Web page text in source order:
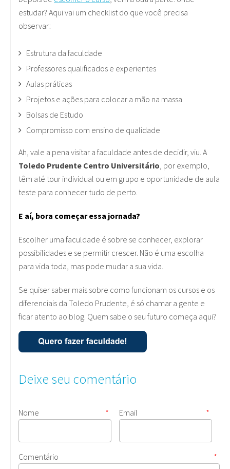
estudar? Aqui vai um checklist do que você precisa
observar:
Estrutura da faculdade
Professores qualificados e experientes
Aulas práticas
Projetos e ações para colocar a mão na massa
Bolsas de Estudo
Compromisso com ensino de qualidade
Ah, vale a pena visitar a faculdade antes de decidir, viu. A
Toledo Prudente Centro Universitário, por exemplo,
têm até tour individual ou em grupo e oportunidade de aula
teste para conhecer tudo de perto.
E aí, bora começar essa jornada?
Escolher uma faculdade é sobre se conhecer, explorar
possibilidades e se permitir crescer. Não é uma escolha
para vida toda, mas pode mudar a sua vida.
Se quiser saber mais sobre como funcionam os cursos e os
diferenciais da Toledo Prudente, é só chamar a gente e
ficar atento ao blog. Quem sabe o seu futuro começa aqui?
Deixe seu comentário
Nome * Email *
Comentário *